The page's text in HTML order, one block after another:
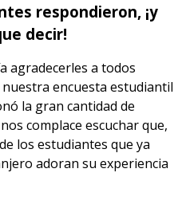
respondieron, ¡y
decir!
agradecerles a todos
encuesta estudiantil
la gran cantidad de
complace escuchar que,
los estudiantes que ya
adoran su experiencia